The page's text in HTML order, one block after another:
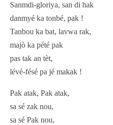
Sanmdi-gloriya, san di hak
danmyé ka tonbé, pak !
Tanbou ka bat, lavwa rak,
majò ka pété pak
pas tak an tèt,
lévé-fésé pa jé makak !
Pak atak, Pak atak,
sa sé zak nou,
sa sé Pak nou,